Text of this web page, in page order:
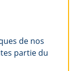
de nos
partie du